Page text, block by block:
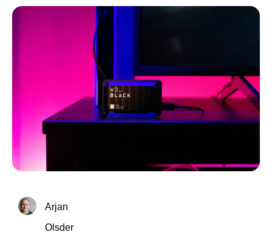
Arjan
Olsder